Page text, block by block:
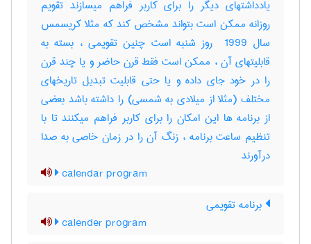
یادداشتهای دیگر را برای کاربر فراهم میسازند تقویم
روزانه ممکن است بتواند مشخص کند که مثلا کریسمس
سال ‎ 1999 روز شنبه است چنین تقویمی ، بسته به
قابلیتهای آن ، ممکن است فقط قرن حاضر و یا چند قرن
را در خود جای داده و یا حتی قابلیت تبدیل تاریخهای
مختلف (مثلا از میلادی به شمسی) را داشته باشد بعضی
از برنامه ها این امکان را برای کاربر فراهم میکنند تا با
تنظیم ساعت برنامه ، زنگ آن را در زمان خاصی به صدا
درآورند
calendar program
برنامه تقویمی
calender program